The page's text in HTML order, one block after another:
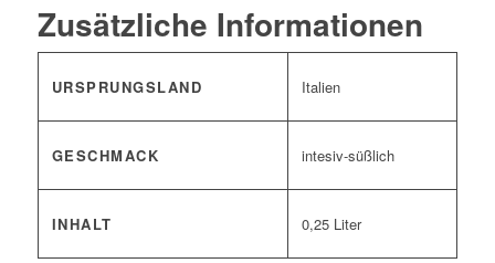
Zusätzliche Informationen
URSPRUNGSLAND Italien
GESCHMACK intesiv-süßlich
INHALT 0,25 Liter